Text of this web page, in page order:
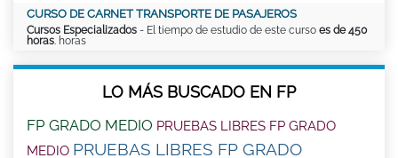
CURSO DE CARNET TRANSPORTE DE PASAJEROS
Cursos Especializados - El tiempo de estudio de este curso es de 450
horas . horas
LO MÁS BUSCADO EN FP
FP GRADO MEDIO PRUEBAS LIBRES FP GRADO
MEDIO PRUEBAS LIBRES FP GRADO